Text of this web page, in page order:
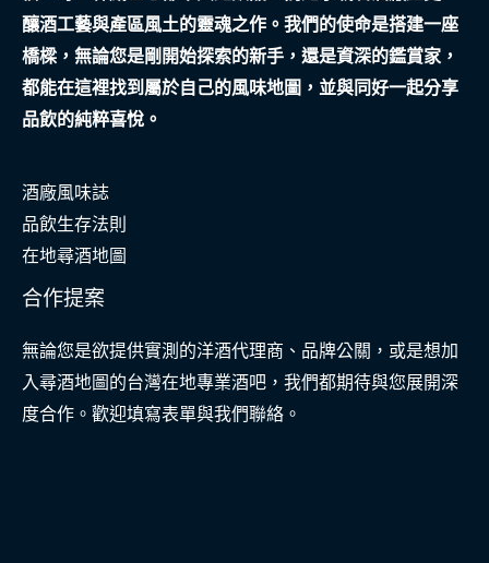
釀酒工藝與產區風土的靈魂之作。我們的使命是搭建一座
橋樑，無論您是剛開始探索的新手，還是資深的鑑賞家，
都能在這裡找到屬於自己的風味地圖，並與同好一起分享
品飲的純粹喜悅。
酒廠風味誌
品飲生存法則
在地尋酒地圖
合作提案
無論您是欲提供實測的洋酒代理商、品牌公關，或是想加
入尋酒地圖的台灣在地專業酒吧，我們都期待與您展開深
度合作。歡迎填寫表單與我們聯絡。